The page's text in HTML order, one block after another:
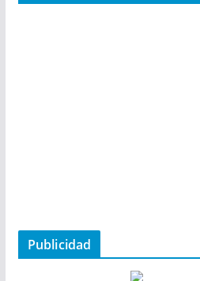
Publicidad